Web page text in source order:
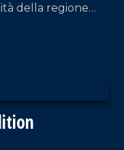
della regione